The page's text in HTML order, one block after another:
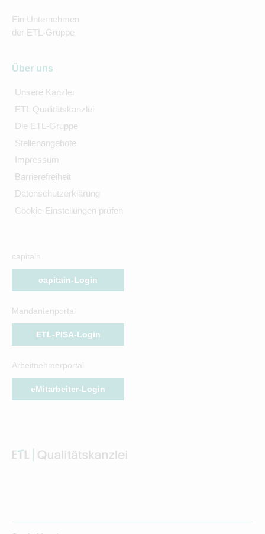
Ein Unternehmen
der ETL-Gruppe
Über uns
Unsere Kanzlei
ETL Qualitätskanzlei
Die ETL-Gruppe
Stellenangebote
Impressum
Barrierefreiheit
Datenschutzerklärung
Cookie-Einstellungen prüfen
capitain
capitain-Login
Mandantenportal
ETL-PISA-Login
Arbeitnehmerportal
eMitarbeiter-Login